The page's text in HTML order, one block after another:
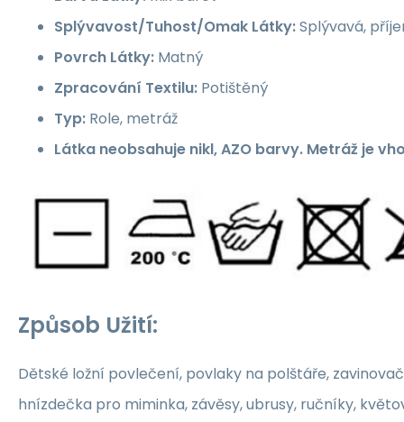
Splývavost/Tuhost/Omak Látky:Splývavá,
Povrch Látky: Matný
Zpracování Textilu: Potištěný
Typ: Role, metráž
Látka neobsahuje nikl, AZO barvy. Metráž je
Způsob Užití:
Dětské ložní povlečení, povlaky na polštáře,
hnízdečka pro miminka, závěsy, ubrusy, ručníky,